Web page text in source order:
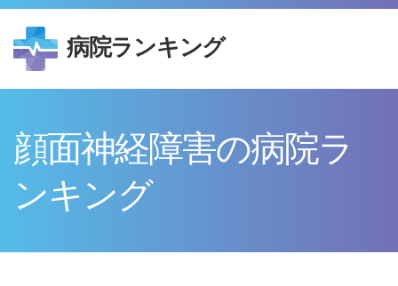
病院ランキング
顔面神経障害の病院ラ
ンキング